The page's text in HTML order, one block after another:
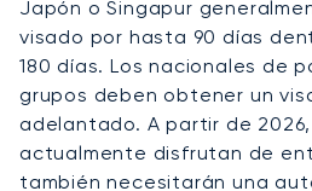
Japón o Singapur
visado por hasta 90 días
180 días. Los nacionales de
grupos deben obtener un
adelantado. A partir de
actualmente disfrutan de
también necesitarán una